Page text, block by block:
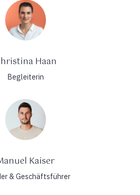
Haan
Begleiterin
Kaiser
& Geschäftsführer